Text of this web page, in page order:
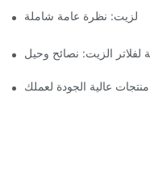
الزيت: نظرة عامة شاملة
الزيت: نصائح وحيل
عالية الجودة لعملك